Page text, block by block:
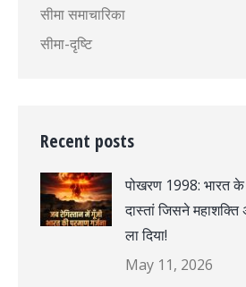
सीमा समाचारिका
सीमा-दृष्टि
Recent posts
पोखरण 1998: भारत के
दास्तां जिसने
ला दिया!
May 11, 2026